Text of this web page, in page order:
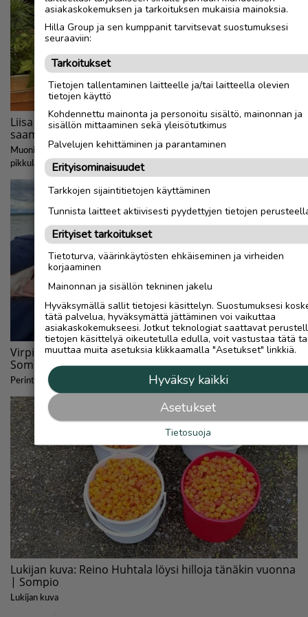
asiakaskokemuksen ja tarkoituksen mukaisia mainoksia.
Hilla Group ja sen kumppanit tarvitsevat suostumuksesi
seuraaviin:
Tarkoitukset
Tietojen tallentaminen laitteelle ja/tai laitteella olevien
tietojen käyttö
Kohdennettu mainonta ja personoitu sisältö, mainonnan ja
sisällön mittaaminen sekä yleisötutkimus
Palvelujen kehittäminen ja parantaminen
Erityisominaisuudet
Tarkkojen sijaintitietojen käyttäminen
Tunnista laitteet aktiivisesti pyydettyjen tietojen
Erityiset tarkoitukset
Tietoturva, väärinkäytösten ehkäiseminen ja virheiden
korjaaminen
Mainonnan ja sisällön tekninen jakelu
Hyväksymällä sallit tietojesi käsittelyn. Suostumuksesi
tätä palvelua, hyväksymättä jättäminen voi vaikuttaa
asiakaskokemukseesi. Jotkut teknologiat saattavat
tietojen käsittelyä oikeutetulla edulla, voit vastustaa tätä
muuttaa muita asetuksia klikkaamalla "Asetukset" linkkiä.
Hyväksy kaikki
Asetukset
Tietosuoja